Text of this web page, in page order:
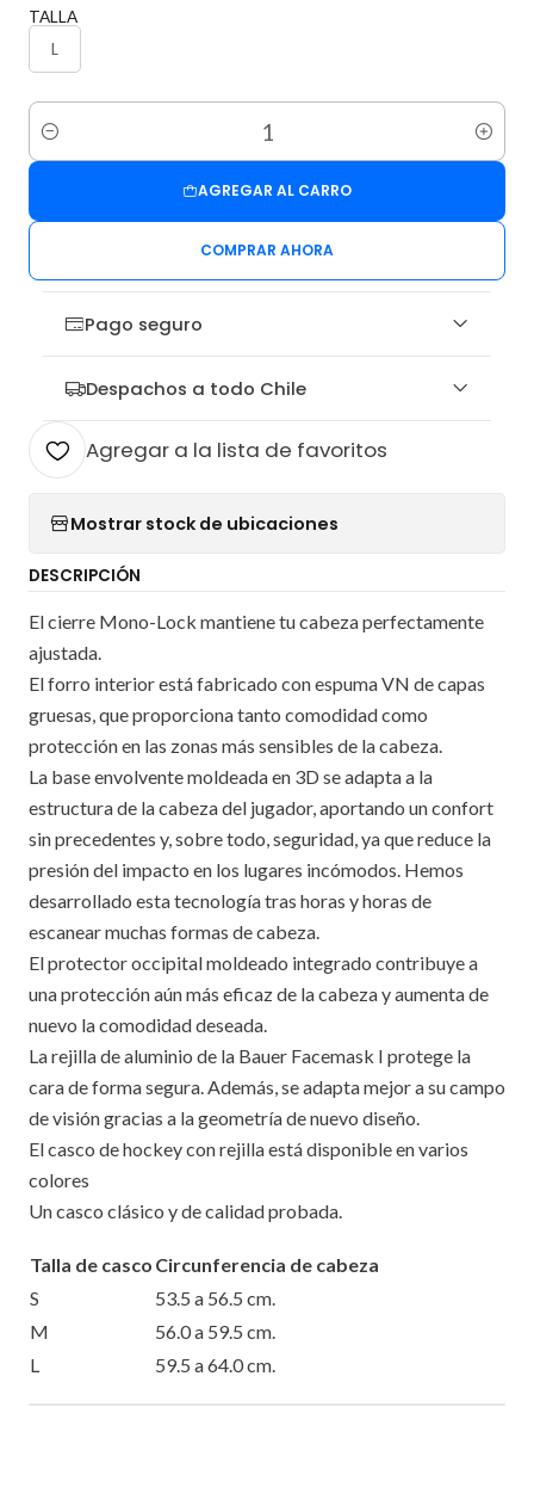
TALLA
L
Cantidad
AGREGAR AL CARRO
COMPRAR AHORA
Pago seguro
Despachos a todo Chile
Agregar a la lista de favoritos
Mostrar stock de ubicaciones
DESCRIPCIÓN
El cierre Mono-Lock mantiene tu cabeza perfectamente
ajustada.
El forro interior está fabricado con espuma VN de capas
gruesas, que proporciona tanto comodidad como
protección en las zonas más sensibles de la cabeza.
La base envolvente moldeada en 3D se adapta a la
estructura de la cabeza del jugador, aportando un confort
sin precedentes y, sobre todo, seguridad, ya que reduce la
presión del impacto en los lugares incómodos. Hemos
desarrollado esta tecnología tras horas y horas de
escanear muchas formas de cabeza.
El protector occipital moldeado integrado contribuye a
una protección aún más eficaz de la cabeza y aumenta de
nuevo la comodidad deseada.
La rejilla de aluminio de la Bauer Facemask I protege la
cara de forma segura. Además, se adapta mejor a su campo
de visión gracias a la geometría de nuevo diseño.
El casco de hockey con rejilla está disponible en varios
colores
Un casco clásico y de calidad probada.
Talla de casco Circunferencia de cabeza
S
53.5 a 56.5 cm.
M
56.0 a 59.5 cm.
L
59.5 a 64.0 cm.